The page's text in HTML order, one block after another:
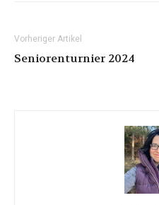
Vorheriger Artikel
Seniorenturnier 2024